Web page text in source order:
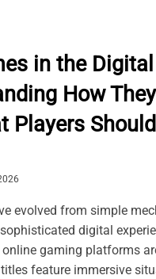
in the
How
Players
evolved from simple
digital
gaming platforms
feature immersive